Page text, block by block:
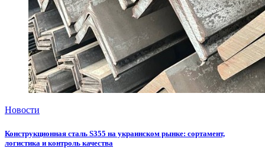
Новости
Конструкционная сталь S355 на украинском рынке: сортамент,
логистика и контроль качества